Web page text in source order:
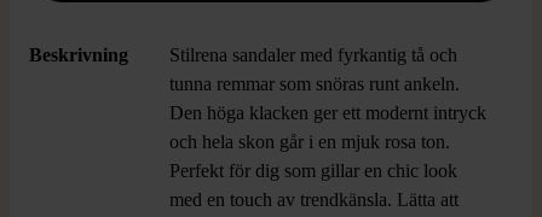
Beskrivning
Stilrena sandaler med fyrkantig tå och
tunna remmar som snöras runt ankeln.
Den höga klacken ger ett modernt intryck
och hela skon går i en mjuk rosa ton.
Perfekt för dig som gillar en chic look
med en touch av trendkänsla. Lätta att